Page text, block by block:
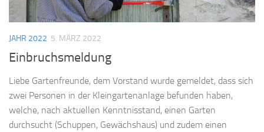
JAHR 2022 5. MÄRZ 2022
Einbruchsmeldung
Liebe Gartenfreunde, dem Vorstand wurde gemeldet, dass sich
zwei Personen in der Kleingartenanlage befunden haben,
welche, nach aktuellen Kenntnisstand, einen Garten
durchsucht (Schuppen, Gewächshaus) und zudem einen